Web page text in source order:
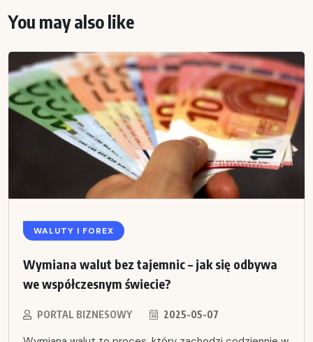
You may also like
WALUTY I FOREX
Wymiana walut bez tajemnic – jak się odbywa
we współczesnym świecie?
PORTAL BIZNESOWY 2025-05-07